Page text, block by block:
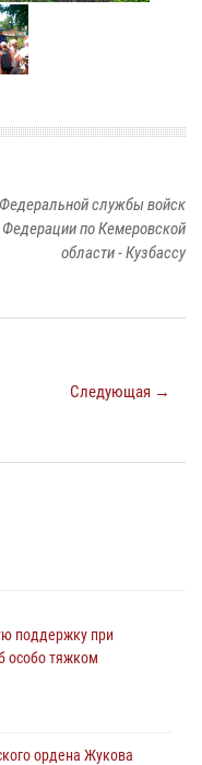
службы войск
по Кемеровской
области - Кузбассу
Следующая →
поддержку при
особо тяжком
ордена Жукова